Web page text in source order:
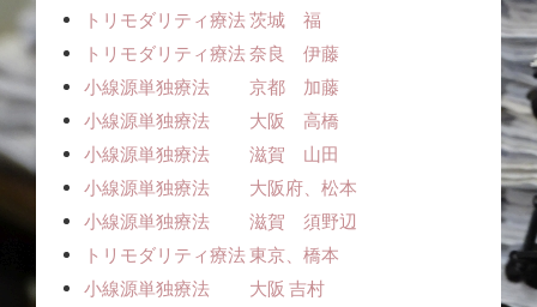
トリモダリティ療法 茨城 福
トリモダリティ療法 奈良 伊藤
小線源単独療法 京都 加藤
小線源単独療法 大阪 高橋
小線源単独療法 滋賀 山田
小線源単独療法 大阪府、松本
小線源単独療法 滋賀 須野辺
トリモダリティ療法 東京、橋本
小線源単独療法 大阪 吉村